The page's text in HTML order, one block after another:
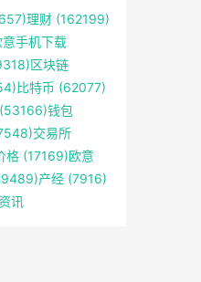
理财 (162199)
意手机下载
区块链
比特币 (62077)
(53166)钱包
交易所
格 (17169)欧意
产经 (7916)
讯